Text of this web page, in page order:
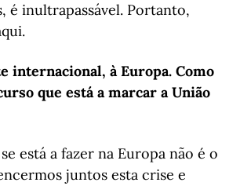
é inultrapassável. Portanto,
internacional, à Europa. Como
que está a marcar a União
está a fazer na Europa não é o
juntos esta crise e